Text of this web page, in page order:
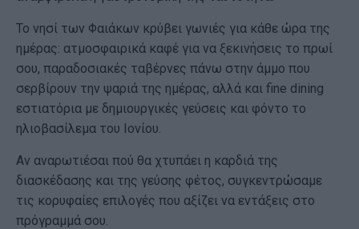
Το νησί των Φαιάκων κρύβει γωνιές για κάθε ώρα της
ημέρας: ατμοσφαιρικά καφέ για να ξεκινήσεις το πρωί
σου, παραδοσιακές ταβέρνες πάνω στην άμμο που
σερβίρουν την ψαριά της ημέρας, αλλά και fine dining
εστιατόρια με δημιουργικές γεύσεις και φόντο το
ηλιοβασίλεμα του Ιονίου.
Αν αναρωτιέσαι πού θα χτυπάει η καρδιά της
διασκέδασης και της γεύσης φέτος, συγκεντρώσαμε
τις κορυφαίες επιλογές που αξίζει να εντάξεις στο
πρόγραμμά σου.